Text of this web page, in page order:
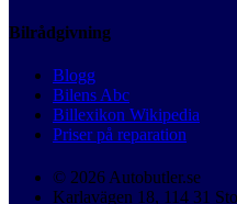
Bilrådgivning
Blogg
Bilens Abc
Billexikon Wikipedia
Priser på reparation
© 2026 Autobutler.se
Karlavägen 18, 114 31